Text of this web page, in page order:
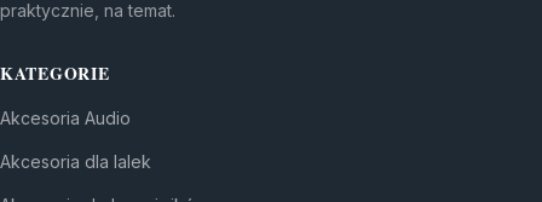
praktycznie, na temat.
KATEGORIE
Akcesoria Audio
Akcesoria dla lalek